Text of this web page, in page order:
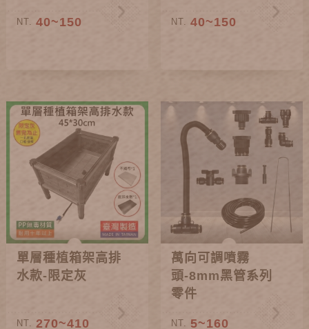
NT. 40~150 NT. 40~150
單層種植箱架高排
水款-限定灰
NT. 270~410
萬向可調噴霧
頭-8mm黑管系列
零件
NT. 5~160